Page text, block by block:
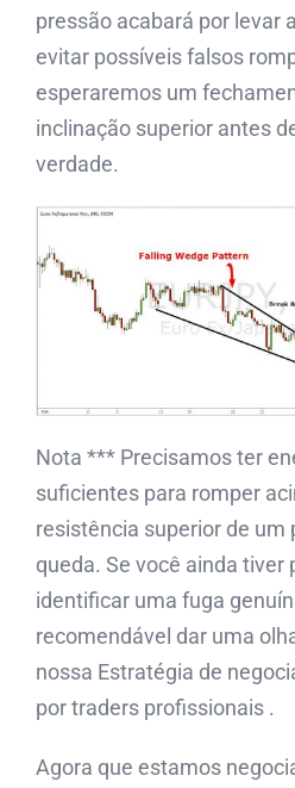
pressão acabará por levar
evitar possíveis falsos
esperaremos um
inclinação superior antes
verdade.
Nota *** Precisamos ter
suficientes para romper
resistência superior de um
queda. Se você ainda tiver
identificar uma fuga
recomendável dar uma
nossa Estratégia de
por traders profissionais .
Agora que estamos